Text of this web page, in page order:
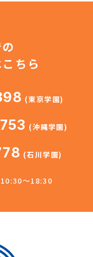
ちら
(東京学園)
(沖縄学園)
(石川学園)
10:30～18:30